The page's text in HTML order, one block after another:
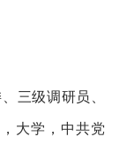
三级调研员、
大学，中共党